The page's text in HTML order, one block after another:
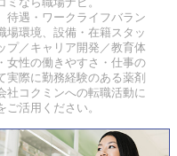
待遇・ワークライフバラン
場環境、設備・在籍スタッ
プ／キャリア開発／教育体
女性の働きやすさ・仕事の
実際に勤務経験のある薬剤
社コクミンへの転職活動に
活用ください。